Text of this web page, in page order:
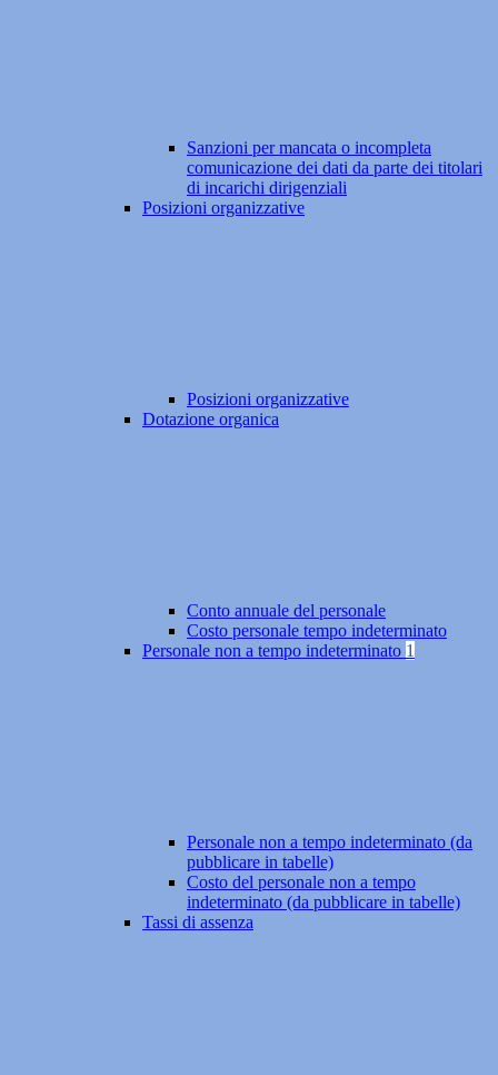
Sanzioni per mancata o incompleta
comunicazione dei dati da parte dei titolari
di incarichi dirigenziali
Posizioni organizzative
Posizioni organizzative
Dotazione organica
Conto annuale del personale
Costo personale tempo indeterminato
Personale non a tempo indeterminato 1
Personale non a tempo indeterminato (da
pubblicare in tabelle)
Costo del personale non a tempo
indeterminato (da pubblicare in tabelle)
Tassi di assenza